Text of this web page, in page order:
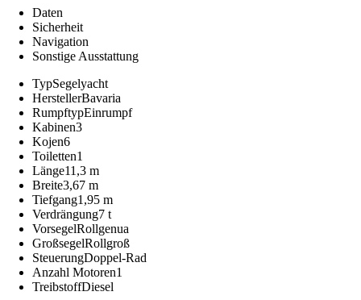
Daten
Sicherheit
Navigation
Sonstige Ausstattung
TypSegelyacht
HerstellerBavaria
RumpftypEinrumpf
Kabinen3
Kojen6
Toiletten1
Länge11,3 m
Breite3,67 m
Tiefgang1,95 m
Verdrängung7 t
VorsegelRollgenua
GroßsegelRollgroß
SteuerungDoppel-Rad
Anzahl Motoren1
TreibstoffDiesel